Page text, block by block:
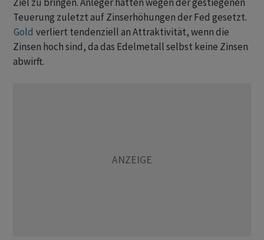
Ziel zu bringen. Anleger hatten wegen der gestiegenen
Teuerung zuletzt auf Zinserhöhungen der Fed gesetzt.
Gold verliert tendenziell an Attraktivität, wenn die ​
Zinsen hoch sind, da das Edelmetall selbst ​keine Zinsen
abwirft.